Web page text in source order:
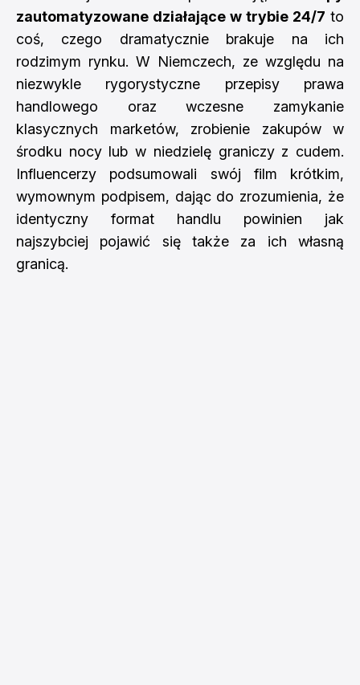
zautomatyzowane działające w trybie 24/7 to
coś, czego dramatycznie brakuje na ich
rodzimym rynku. W Niemczech, ze względu na
niezwykle rygorystyczne przepisy prawa
handlowego oraz wczesne zamykanie
klasycznych marketów, zrobienie zakupów w
środku nocy lub w niedzielę graniczy z cudem.
Influencerzy podsumowali swój film krótkim,
wymownym podpisem, dając do zrozumienia, że
identyczny format handlu powinien jak
najszybciej pojawić się także za ich własną
granicą.